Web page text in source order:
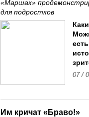
«Маршак»
для подростков
07 /
Им кричат «Браво!»